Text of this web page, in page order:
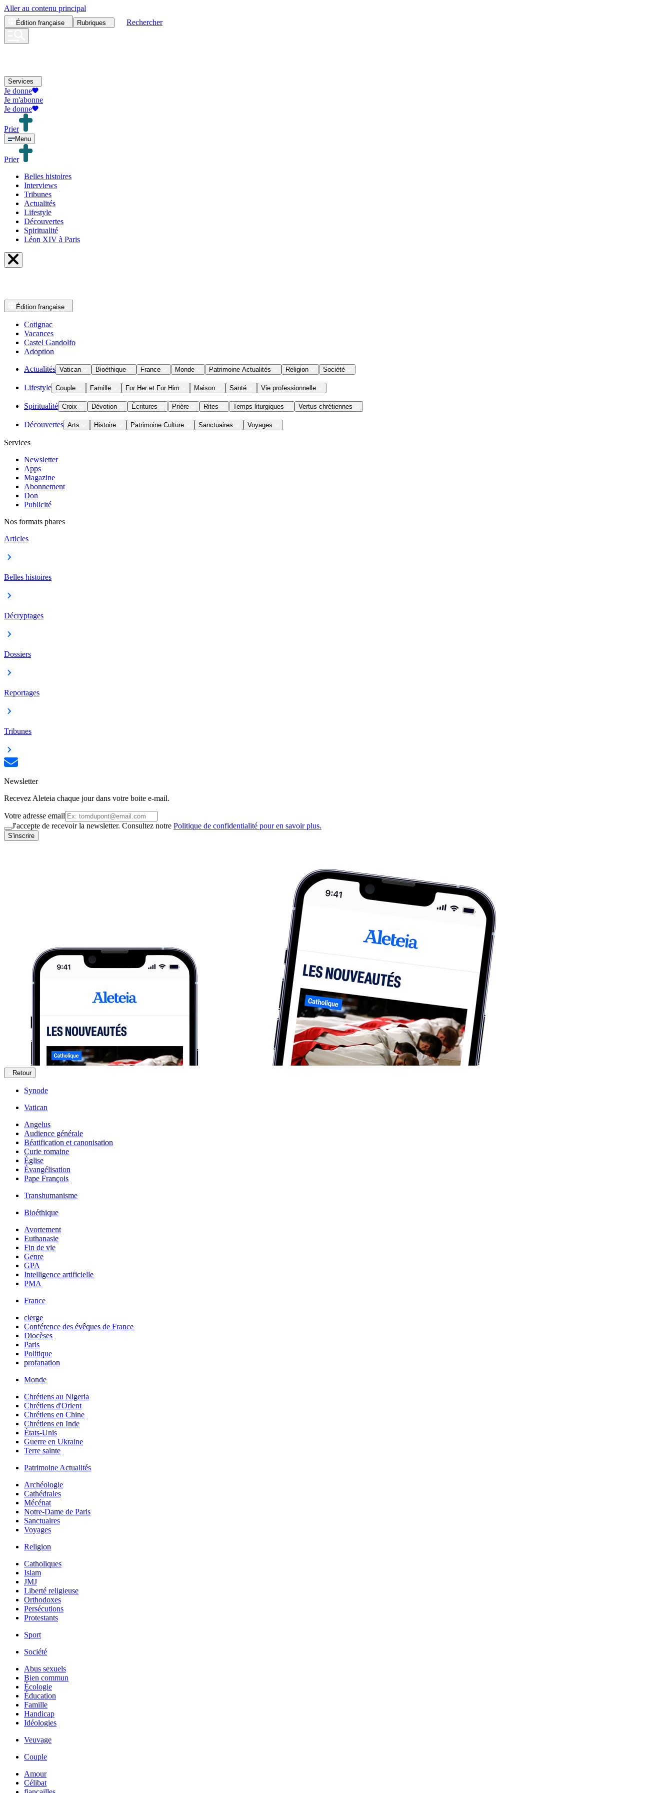
Aller au contenu principal
Édition française Rubriques Rechercher
Services
Je donne
Je m'abonne
Je donne
Prier
Menu
Prier
Belles histoires
Interviews
Tribunes
Actualités
Lifestyle
Découvertes
Spiritualité
Léon XIV à Paris
Édition française
Cotignac
Vacances
Castel Gandolfo
Adoption
Actualités Vatican Bioéthique France Monde Patrimoine Actualités Religion Société
Lifestyle Couple Famille For Her et For Him Maison Santé Vie professionnelle
Spiritualité Croix Dévotion Écritures Prière Rites Temps liturgiques Vertus chrétiennes
Découvertes Arts Histoire Patrimoine Culture Sanctuaires Voyages
Services
Newsletter
Apps
Magazine
Abonnement
Don
Publicité
Nos formats phares
Articles
Belles histoires
Décryptages
Dossiers
Reportages
Tribunes
Newsletter
Recevez Aleteia chaque jour dans votre boite e-mail.
Votre adresse email
J'accepte de recevoir la newsletter. Consultez notre Politique de confidentialité pour en savoir plus.
S'inscrire
Retour
Synode
Vatican
Angelus
Audience générale
Béatification et canonisation
Curie romaine
Église
Évangélisation
Pape François
Transhumanisme
Bioéthique
Avortement
Euthanasie
Fin de vie
Genre
GPA
Intelligence artificielle
PMA
France
clerge
Conférence des évêques de France
Diocèses
Paris
Politique
profanation
Monde
Chrétiens au Nigeria
Chrétiens d'Orient
Chrétiens en Chine
Chrétiens en Inde
États-Unis
Guerre en Ukraine
Terre sainte
Patrimoine Actualités
Archéologie
Cathédrales
Mécénat
Notre-Dame de Paris
Sanctuaires
Voyages
Religion
Catholiques
Islam
JMJ
Liberté religieuse
Orthodoxes
Persécutions
Protestants
Sport
Société
Abus sexuels
Bien commun
Écologie
Éducation
Famille
Handicap
Idéologies
Veuvage
Couple
Amour
Célibat